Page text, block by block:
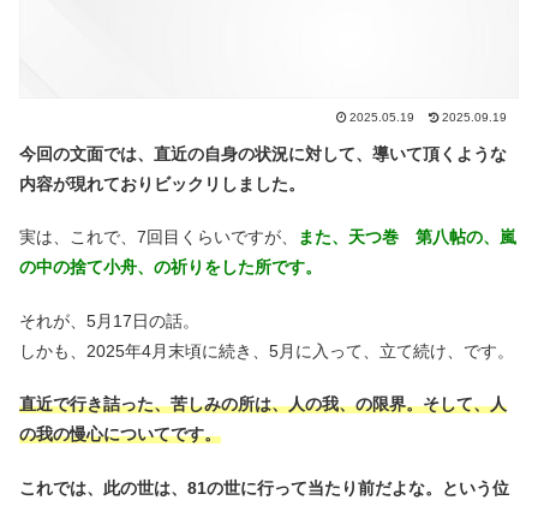
2025.05.19 2025.09.19
今回の文面では、直近の自身の状況に対して、導いて頂くような
内容が現れておりビックリしました。
実は、これで、7回目くらいですが、
また、天つ巻 第八帖の、嵐
の中の捨て小舟、の祈りをした所です。
それが、5月17日の話。
しかも、2025年4月末頃に続き、5月に入って、立て続け、です。
直近で行き詰った、苦しみの所は、人の我、の限界。そして、人
の我の慢心についてです。
これでは、此の世は、81の世に行って当たり前だよな。という位